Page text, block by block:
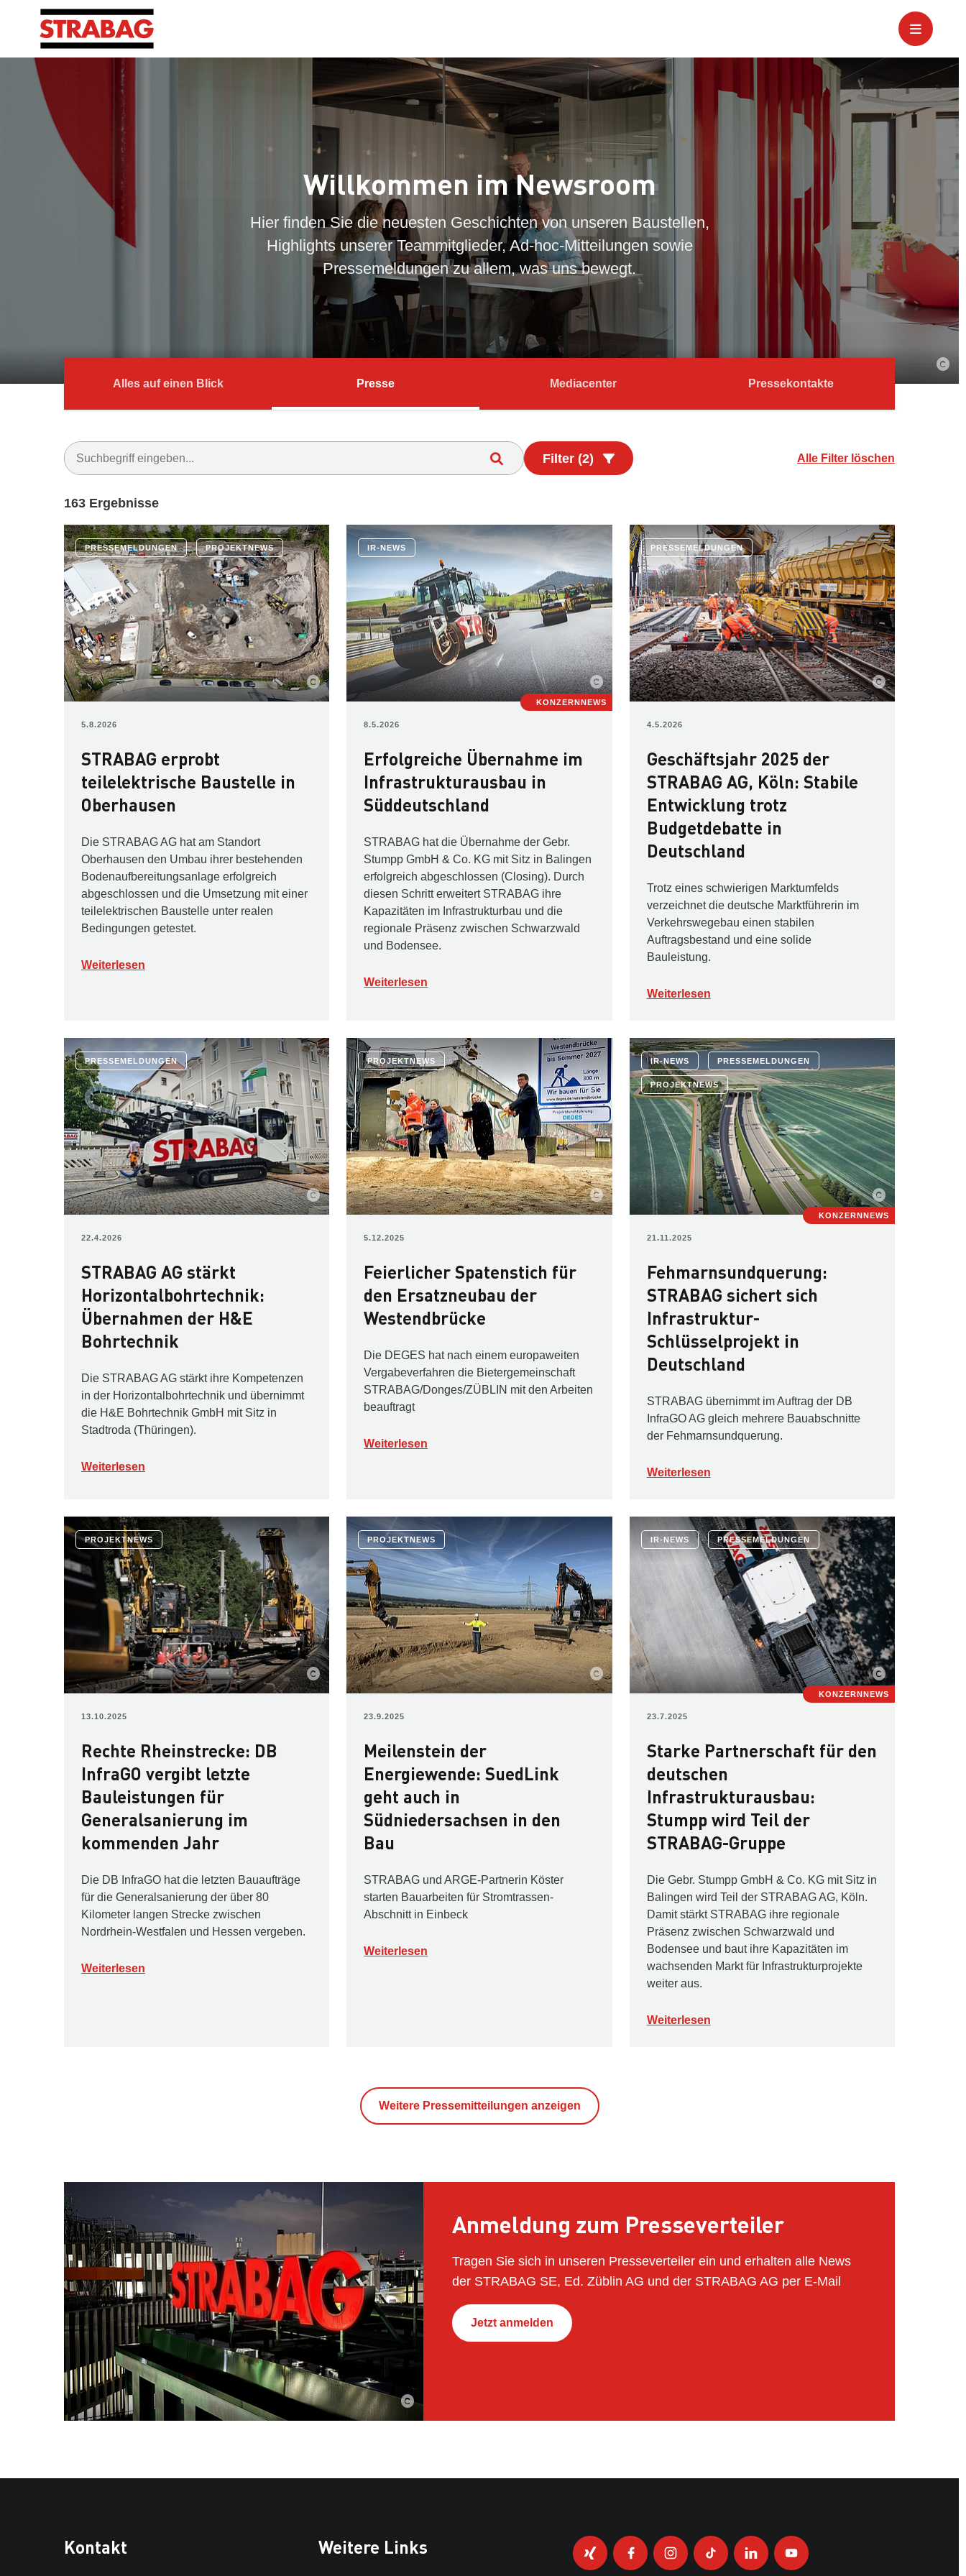
Willkommen im Newsroom
Hier finden Sie die neuesten Geschichten von unseren Baustellen,
Highlights unserer Teammitglieder, Ad-hoc-Mitteilungen sowie
Pressemeldungen zu allem, was uns bewegt.
Alles auf einen Blick Presse Mediacenter Pressekontakte
Filter (2) Alle Filter löschen
163 Ergebnisse
PRESSEMELDUNGEN PROJEKTNEWS
5.8.2026
STRABAG erprobt
teilelektrische Baustelle in
Oberhausen
Die STRABAG AG hat am Standort
Oberhausen den Umbau ihrer bestehenden
Bodenaufbereitungsanlage erfolgreich
abgeschlossen und die Umsetzung mit einer
teilelektrischen Baustelle unter realen
Bedingungen getestet.
Weiterlesen
KONZERNNEWS
IR-NEWS
8.5.2026
Erfolgreiche Übernahme im
Infrastrukturausbau in
Süddeutschland
STRABAG hat die Übernahme der Gebr.
Stumpp GmbH & Co. KG mit Sitz in Balingen
erfolgreich abgeschlossen (Closing). Durch
diesen Schritt erweitert STRABAG ihre
Kapazitäten im Infrastrukturbau und die
regionale Präsenz zwischen Schwarzwald
und Bodensee.
Weiterlesen
PRESSEMELDUNGEN
4.5.2026
Geschäftsjahr 2025 der
STRABAG AG, Köln: Stabile
Entwicklung trotz
Budgetdebatte in
Deutschland
Trotz eines schwierigen Marktumfelds
verzeichnet die deutsche Marktführerin im
Verkehrswegebau einen stabilen
Auftragsbestand und eine solide
Bauleistung.
Weiterlesen
PRESSEMELDUNGEN
22.4.2026
STRABAG AG stärkt
Horizontalbohrtechnik:
Übernahmen der H&E
Bohrtechnik
Die STRABAG AG stärkt ihre Kompetenzen
in der Horizontalbohrtechnik und übernimmt
die H&E Bohrtechnik GmbH mit Sitz in
Stadtroda (Thüringen).
Weiterlesen
PROJEKTNEWS
5.12.2025
Feierlicher Spatenstich für
den Ersatzneubau der
Westendbrücke
Die DEGES hat nach einem europaweiten
Vergabeverfahren die Bietergemeinschaft
STRABAG/Donges/ZÜBLIN mit den Arbeiten
beauftragt
Weiterlesen
KONZERNNEWS
IR-NEWS PRESSEMELDUNGEN
PROJEKTNEWS
21.11.2025
Fehmarnsundquerung:
STRABAG sichert sich
Infrastruktur-
Schlüsselprojekt in
Deutschland
STRABAG übernimmt im Auftrag der DB
InfraGO AG gleich mehrere Bauabschnitte
der Fehmarnsundquerung.
Weiterlesen
PROJEKTNEWS
13.10.2025
Rechte Rheinstrecke: DB
InfraGO vergibt letzte
Bauleistungen für
Generalsanierung im
kommenden Jahr
Die DB InfraGO hat die letzten Bauaufträge
für die Generalsanierung der über 80
Kilometer langen Strecke zwischen
Nordrhein-Westfalen und Hessen vergeben.
Weiterlesen
PROJEKTNEWS
23.9.2025
Meilenstein der
Energiewende: SuedLink
geht auch in
Südniedersachsen in den
Bau
STRABAG und ARGE-Partnerin Köster
starten Bauarbeiten für Stromtrassen-
Abschnitt in Einbeck
Weiterlesen
KONZERNNEWS
IR-NEWS PRESSEMELDUNGEN
23.7.2025
Starke Partnerschaft für den
deutschen
Infrastrukturausbau:
Stumpp wird Teil der
STRABAG-Gruppe
Die Gebr. Stumpp GmbH & Co. KG mit Sitz in
Balingen wird Teil der STRABAG AG, Köln.
Damit stärkt STRABAG ihre regionale
Präsenz zwischen Schwarzwald und
Bodensee und baut ihre Kapazitäten im
wachsenden Markt für Infrastrukturprojekte
weiter aus.
Weiterlesen
Weitere Pressemitteilungen anzeigen
Anmeldung zum Presseverteiler
Tragen Sie sich in unseren Presseverteiler ein und erhalten alle News
der STRABAG SE, Ed. Züblin AG und der STRABAG AG per E-Mail
Jetzt anmelden
Kontakt Weitere Links